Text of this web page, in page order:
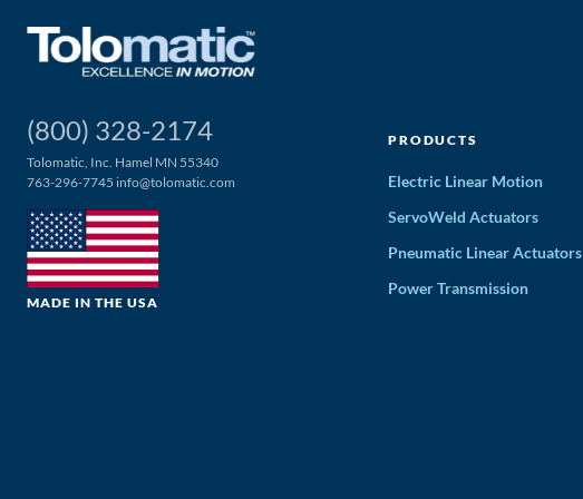
(800) 328-2174
Tolomatic, Inc. Hamel MN 55340
763-296-7745 info@tolomatic.com
MADE IN THE USA
PRODUCTS
Electric Linear Motion
ServoWeld Actuators
Pneumatic Linear Actuators
Power Transmission